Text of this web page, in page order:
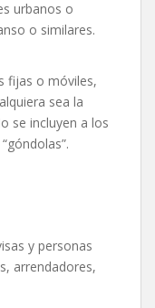
urbanos o
o similares.
fijas o móviles,
sea la
se incluyen a los
y personas
arrendadores,